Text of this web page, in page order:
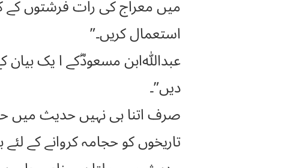
میں معراج کی رات فرشتوں
استعمال کریں۔”
عبدﷲابن مسعودؓکے ا یک
دیں”۔